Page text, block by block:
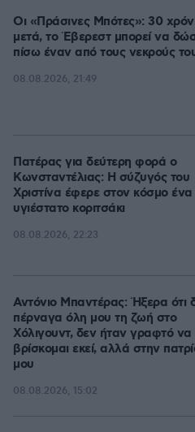
Οι «Πράσινες Μπότες»: 30
μετά, το Έβερεστ μπορεί να
πίσω έναν από τους νεκρούς
08.08.2026, 21:49
Πατέρας για δεύτερη φορά ο
Κωνσταντέλιας: Η σύζυγός του
Χριστίνα έφερε στον κόσμο ένα
υγιέστατο κοριτσάκι
08.08.2026, 22:23
Αντόνιο Μπαντέρας: Ήξερα ότι
πέρναγα όλη μου τη ζωή στο
Χόλιγουντ, δεν ήταν γραφτό να
βρίσκομαι εκεί, αλλά στην
μου
08.08.2026, 15:02